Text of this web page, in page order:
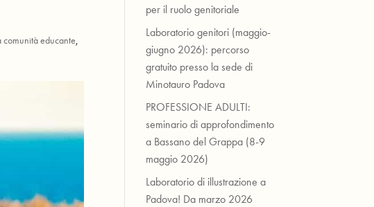
comunità educante,
per il ruolo genitoriale
Laboratorio genitori (maggio-
giugno 2026): percorso
gratuito presso la sede di
Minotauro Padova
PROFESSIONE ADULTI:
seminario di approfondimento
a Bassano del Grappa (8-9
maggio 2026)
Laboratorio di illustrazione a
Padova! Da marzo 2026